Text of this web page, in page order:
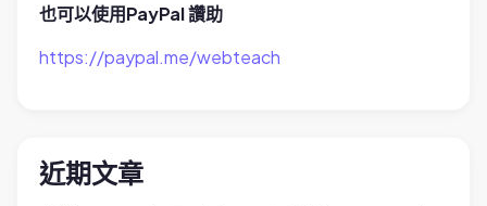
也可以使用PayPal 讚助
https://paypal.me/webteach
近期文章